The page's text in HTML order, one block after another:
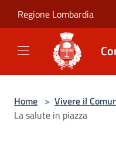
Regione Lombardia
Home > Vivere il
La salute in piazza